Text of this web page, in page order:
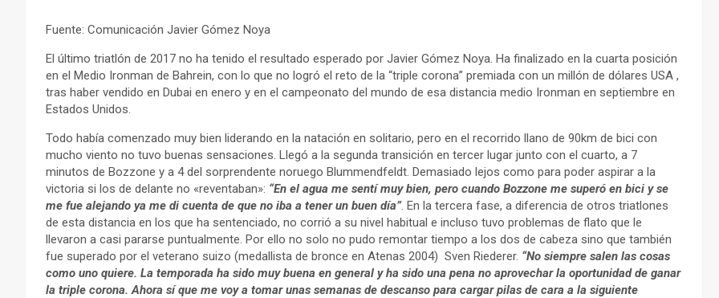
Fuente: Comunicación Javier Gómez Noya
El último triatlón de 2017 no ha tenido el resultado esperado por Javier Gómez Noya. Ha finalizado en la cuarta posición
en el Medio Ironman de Bahrein, con lo que no logró el reto de la “triple corona” premiada con un millón de dólares USA ,
tras haber vendido en Dubai en enero y en el campeonato del mundo de esa distancia medio Ironman en septiembre en
Estados Unidos.
Todo había comenzado muy bien liderando en la natación en solitario, pero en el recorrido llano de 90km de bici con
mucho viento no tuvo buenas sensaciones. Llegó a la segunda transición en tercer lugar junto con el cuarto, a 7
minutos de Bozzone y a 4 del sorprendente noruego Blummendfeldt. Demasiado lejos como para poder aspirar a la
victoria si los de delante no «reventaban»: “En el agua me sentí muy bien, pero cuando Bozzone me superó en bici y se
me fue alejando ya me di cuenta de que no iba a tener un buen día”. En la tercera fase, a diferencia de otros triatlones
de esta distancia en los que ha sentenciado, no corrió a su nivel habitual e incluso tuvo problemas de flato que le
llevaron a casi pararse puntualmente. Por ello no solo no pudo remontar tiempo a los dos de cabeza sino que también
fue superado por el veterano suizo (medallista de bronce en Atenas 2004) Sven Riederer. “No siempre salen las cosas
como uno quiere. La temporada ha sido muy buena en general y ha sido una pena no aprovechar la oportunidad de ganar
la triple corona. Ahora sí que me voy a tomar unas semanas de descanso para cargar pilas de cara a la siguiente